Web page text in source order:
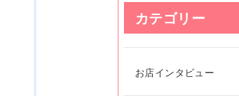
カテゴリー
お店インタビュー